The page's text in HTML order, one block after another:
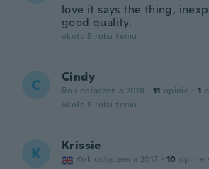
love it says the thing,
good quality.
około 5 roku temu
C Cindy
Rok dołączenia 2018 · 11 opinie · 1
około 5 roku temu
K Krissie
Rok dołączenia 2017 · 10 opinie ·